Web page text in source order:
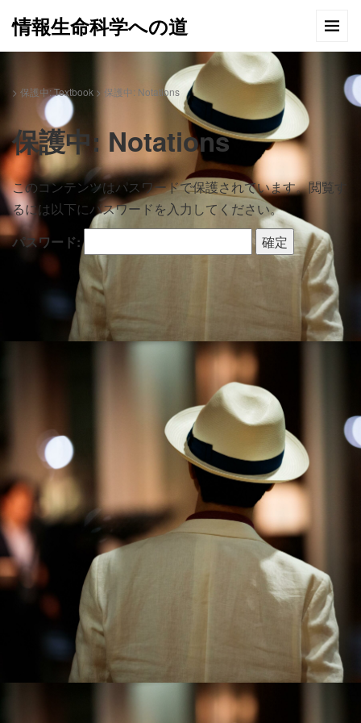
情報生命科学への道
> 保護中: Textbook > 保護中: Notations
保護中: Notations
このコンテンツはパスワードで保護されています。閲覧す
るには以下にパスワードを入力してください。
パスワード: